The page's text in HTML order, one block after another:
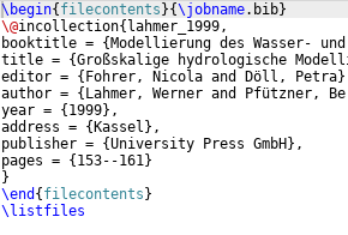
\begin{ filecontents }{\jobname.bib}
\@incollection{ lahmer_1999,
booktitle = { Modellierung des Wasser-
title = {Großskalige hydrologische
editor = { Fohrer, Nicola and Döll, Petra}
author = { Lahmer, Werner and Pfützner,
year = { 1999} ,
address = { Kassel } ,
publisher = {University Press GmbH } ,
pages = { 153--161}
}
\end { filecontents }
\listfiles